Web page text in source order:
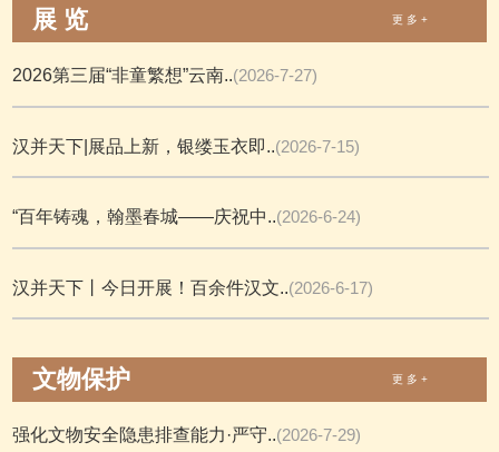
展 览 更 多 +
2026第三届“非童繁想”云南..(2026-7-27)
汉并天下|展品上新，银缕玉衣即..(2026-7-15)
“百年铸魂，翰墨春城——庆祝中..(2026-6-24)
汉并天下丨今日开展！百余件汉文..(2026-6-17)
文物保护 更 多 +
强化文物安全隐患排查能力·严守..(2026-7-29)